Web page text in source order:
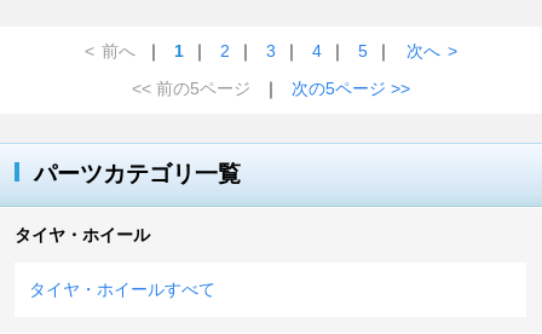
< 前へ ｜ 1 ｜ 2 ｜ 3 ｜ 4 ｜ 5 ｜ 次へ >
<< 前の5ページ
｜ 次の5ページ >>
パーツカテゴリ一覧
タイヤ・ホイール
タイヤ・ホイールすべて